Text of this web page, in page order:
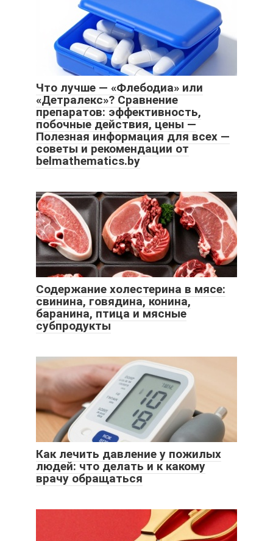
Что лучше — «Флебодиа» или
«Детралекс»? Сравнение
препаратов: эффективность,
побочные действия, цены —
Полезная информация для всех —
советы и рекомендации от
belmathematics.by
Содержание холестерина в мясе:
свинина, говядина, конина,
баранина, птица и мясные
субпродукты
Как лечить давление у пожилых
людей: что делать и к какому
врачу обращаться